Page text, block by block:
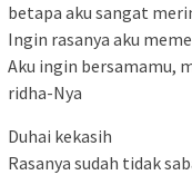
betapa aku sangat
Ingin rasanya aku
Aku ingin bersamamu,
ridha-Nya
Duhai kekasih
Rasanya sudah tidak